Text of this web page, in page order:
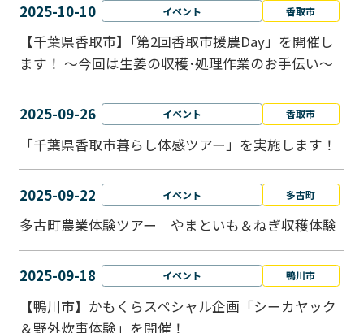
2025-10-10 イベント 香取市
【千葉県香取市】｢第2回香取市援農Day」を開催し
ます！ ～今回は生姜の収穫･処理作業のお手伝い～
2025-09-26 イベント 香取市
「千葉県香取市暮らし体感ツアー」を実施します！
2025-09-22 イベント 多古町
多古町農業体験ツアー やまといも＆ねぎ収穫体験
2025-09-18 イベント 鴨川市
【鴨川市】かもくらスペシャル企画「シーカヤック
＆野外炊事体験」を開催！